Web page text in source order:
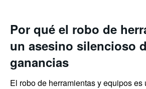
Por qué el robo de
un asesino silencioso
ganancias
El robo de herramientas y equipos es